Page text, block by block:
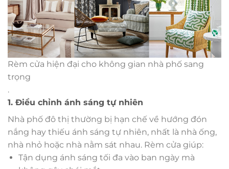
Rèm cửa hiện đại cho không gian nhà phố sang
trọng
.
1. Điều chỉnh ánh sáng tự nhiên
Nhà phố đô thị thường bị hạn chế về hướng đón
nắng hay thiếu ánh sáng tự nhiên, nhất là nhà ống,
nhà nhỏ hoặc nhà nằm sát nhau. Rèm cửa giúp:
Tận dụng ánh sáng tối đa vào ban ngày mà